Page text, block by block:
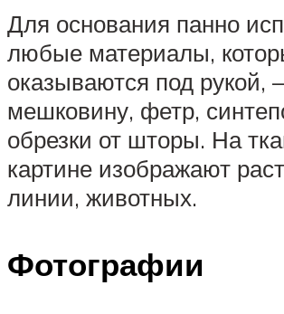
Для основания панно
любые материалы,
оказываются под рукой,
мешковину, фетр,
обрезки от шторы. На
картине изображают
линии, животных.
Фотографии